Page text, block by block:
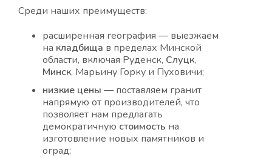
Среди наших преимуществ:
расширенная география — выезжаем
на кладбища в пределах Минской
области, включая Руденск, Слуцк,
Минск, Марьину Горку и Пуховичи;
низкие цены — поставляем гранит
напрямую от производителей, что
позволяет нам предлагать
демократичную стоимость на
изготовление новых памятников и
оград;